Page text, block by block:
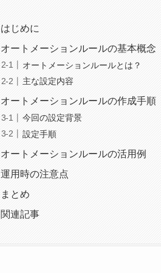
はじめに
オートメーションルールの基本概念
オートメーションルールとは？
主な設定内容
オートメーションルールの作成手順
今回の設定背景
設定手順
オートメーションルールの活用例
運用時の注意点
まとめ
関連記事